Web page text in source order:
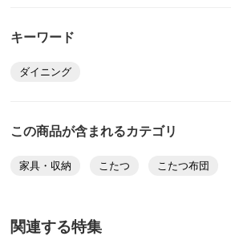
キーワード
ダイニング
この商品が含まれるカテゴリ
家具・収納 こたつ こたつ布団
関連する特集